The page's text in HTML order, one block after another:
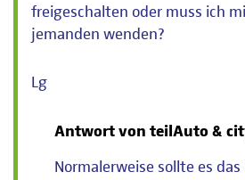
freigeschalten oder muss ich
jemanden wenden?
Lg
Antwort von teilAuto &
Normalerweise sollte es das